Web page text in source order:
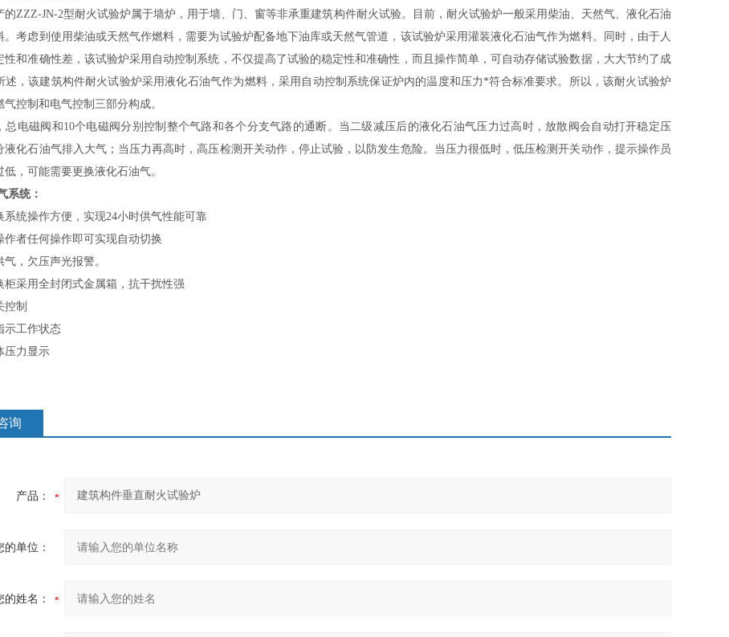
的ZZZ-JN-2型耐火试验炉属于墙炉，用于墙、门、窗等非承重建筑构件耐火试验。目前，耐火试验炉一般采用柴油、天然气、液化石油
。考虑到使用柴油或天然气作燃料，需要为试验炉配备地下油库或天然气管道，该试验炉采用灌装液化石油气作为燃料。同时，由于人
性和准确性差，该试验炉采用自动控制系统，不仅提高了试验的稳定性和准确性，而且操作简单，可自动存储试验数据，大大节约了成
述，该建筑构件耐火试验炉采用液化石油气作为燃料，采用自动控制系统保证炉内的温度和压力*符合标准要求。所以，该耐火试验炉
气控制和电气控制三部分构成。
总电磁阀和10个电磁阀分别控制整个气路和各个分支气路的通断。当二级减压后的液化石油气压力过高时，放散阀会自动打开稳定压
液化石油气排入大气；当压力再高时，高压检测开关动作，停止试验，以防发生危险。当压力很低时，低压检测开关动作，提示操作员
低，可能需要更换液化石油气。
系统：
统操作方便，实现24小时供气性能可靠
者任何操作即可实现自动切换
，欠压声光报警。
采用全封闭式金属箱，抗干扰性强
制
工作状态
压力显示
询
产品：
的单位：
的姓名：